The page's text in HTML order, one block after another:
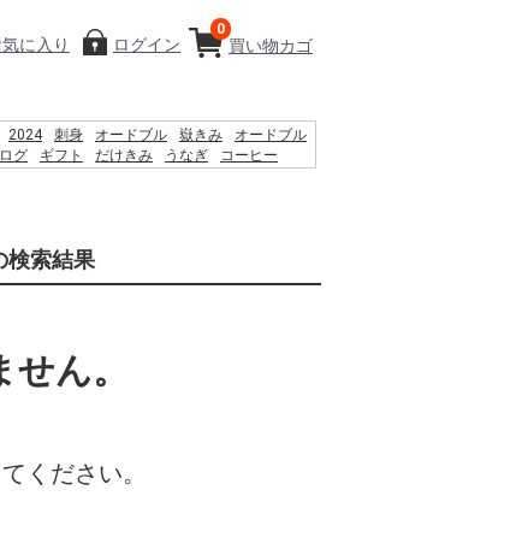
買い物カゴ
0
に入り ログイン
2024 刺身 オードブル 嶽きみ
オードブル
グ ギフト だけきみ うなぎ
コーヒー
索結果
ん。
ください。